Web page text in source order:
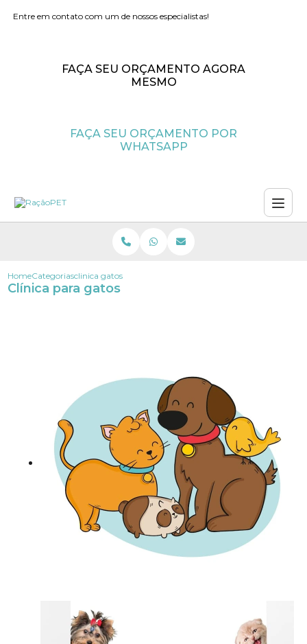
Entre em contato com um de nossos especialistas!
FAÇA SEU ORÇAMENTO AGORA
MESMO
FAÇA SEU ORÇAMENTO POR
WHATSAPP
HomeCategoriasclinica gatos
Clínica para gatos